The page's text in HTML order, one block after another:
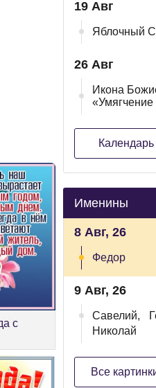
с
19 Авг
Яблочный
26 Авг
Икона
Именины
8 Авг, 26
Федор
9 Авг, 26
Савелий,
Николай
Все